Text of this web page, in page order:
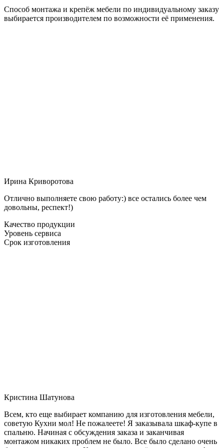
Способ монтажа и крепёж мебели по индивидуальному заказу
выбирается производителем по возможности её применения.
Ирина Криворотова
Отлично выполняете свою работу:) все остались более чем
довольны, респект!)
Качество продукции
Уровень сервиса
Срок изготовления
Кристина Шатунова
Всем, кто еще выбирает компанию для изготовления мебели,
советую Кухни мол! Не пожалеете! Я заказывала шкаф-купе в
спальню. Начиная с обсуждения заказа и заканчивая
монтажом никаких проблем не было. Все было сделано очень